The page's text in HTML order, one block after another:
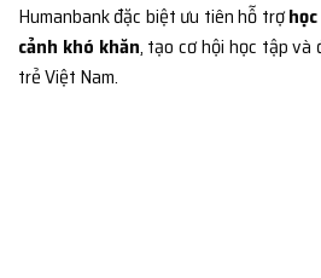
Humanbank đặc biệt ưu tiên hỗ trợ
cảnh khó khăn, tạo cơ hội học tập và
trẻ Việt Nam.